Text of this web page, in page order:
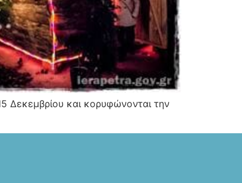
Δεκεμβρίου και κορυφώνονται την